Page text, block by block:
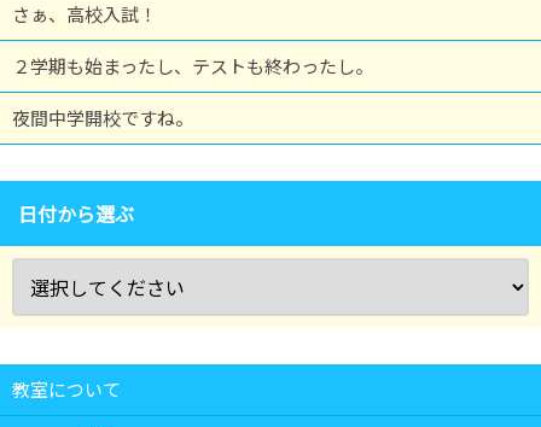
さぁ、高校入試！
２学期も始まったし、テストも終わったし。
夜間中学開校ですね。
日付から選ぶ
教室について